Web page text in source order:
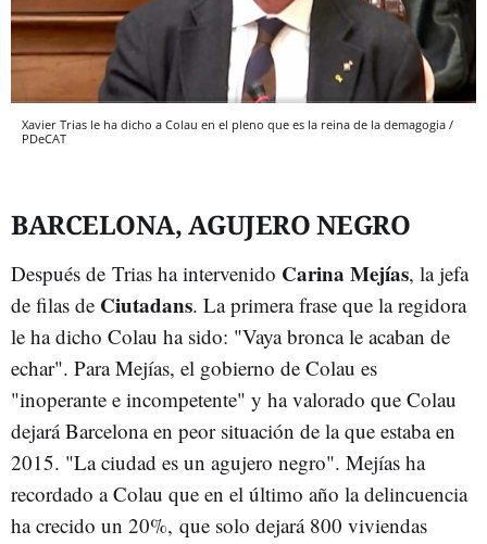
Xavier Trias le ha dicho a Colau en el pleno que es la reina de la demagogia /
PDeCAT
BARCELONA, AGUJERO NEGRO
Después de Trias haintervenido Carina Mejías, la jefa
de filas de Ciutadans. La primera frase que la regidora
le ha dicho Colau ha sido: "Vaya bronca le acaban de
echar". ParaMejías, el gobierno de Colau es
"inoperante e incompetente" y ha valorado que Colau
dejará Barcelona en peor situación de la que estaba en
2015. "La ciudad es un agujero negro". Mejías ha
recordado aColau que en el último año la delincuencia
ha crecido un 20%, que solo dejará 800 viviendas